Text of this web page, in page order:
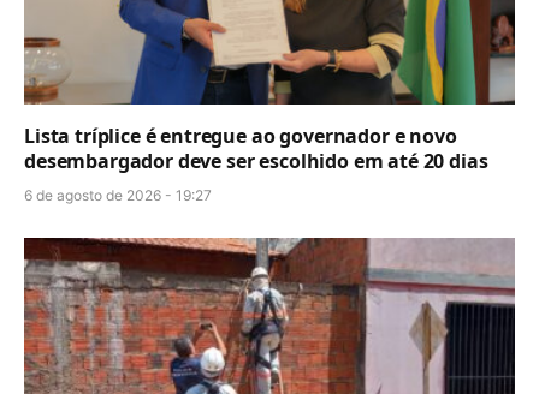
Lista tríplice é entregue ao governador e novo
desembargador deve ser escolhido em até 20 dias
6 de agosto de 2026 - 19:27